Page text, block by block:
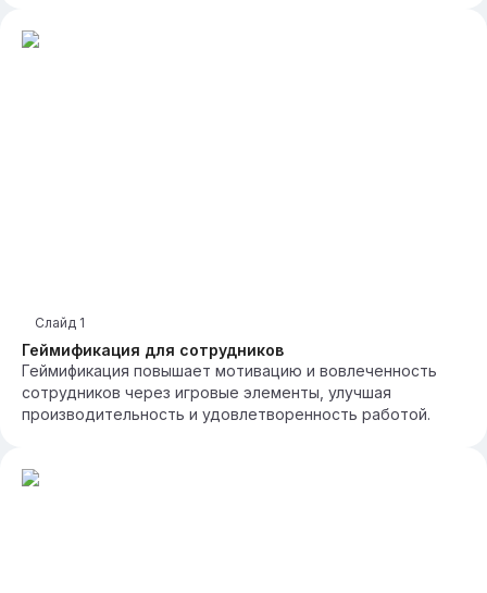
Геймификация для сотрудников
Слайд 1
Геймификация повышает мотивацию и вовлеченность
сотрудников через игровые элементы, улучшая
производительность и удовлетворенность работой.